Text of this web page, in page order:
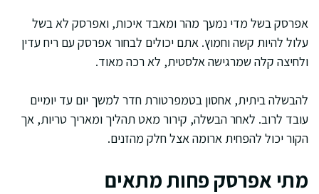
אפרסק בשל מדי נמעך מהר ומאבד איכות, ואפרסק לא בשל
עלול להיות קשה וחמוץ. אתם יכולים לבחור אפרסק עם ריח עדין
ולחיצה קלה שמרגישה אלסטית, לא רכה מאוד.
להבשלה ביתית, אחסון בטמפרטורת חדר למשך יום עד יומיים
עובד לרוב. לאחר הבשלה, קירור מאט תהליך ומאריך טריות, אך
הקור יכול להפחית ארומה אצל חלק מהזנים.
מתי אפרסק פחות מתאים